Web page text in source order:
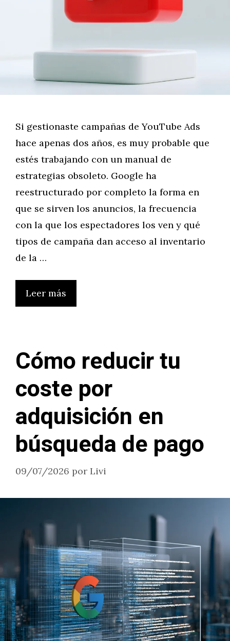
Si gestionaste campañas de YouTube Ads
hace apenas dos años, es muy probable que
estés trabajando con un manual de
estrategias obsoleto. Google ha
reestructurado por completo la forma en
que se sirven los anuncios, la frecuencia
con la que los espectadores los ven y qué
tipos de campaña dan acceso al inventario
de la …
Leer más
Cómo reducir tu
coste por
adquisición en
búsqueda de pago
09/07/2026 por Livi